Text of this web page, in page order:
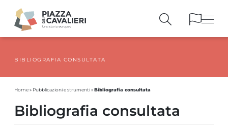
PUBBLICAZIONI E STRUMENTI
BIBLIOGRAFIA CONSULTATA
Home» Pubblicazioni e strumenti»Bibliografia consultata
Bibliografia consultata